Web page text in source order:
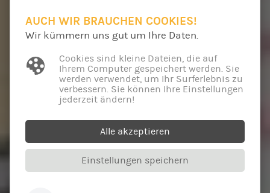
AUCH WIR BRAUCHEN COOKIES!
Wir kümmern uns gut um Ihre Daten.
Cookies sind kleine Dateien, die auf
Ihrem Computer gespeichert werden. Sie
werden verwendet, um Ihr Surferlebnis zu
verbessern. Sie können Ihre Einstellungen
jederzeit ändern!
Alle akzeptieren
Einstellungen speichern